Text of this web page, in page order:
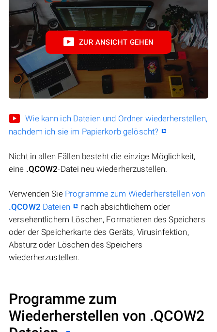
ZUR ANSICHT GEHEN
Wie kann ich Dateien und Ordner wiederherstellen,
nachdem ich sie im Papierkorb gelöscht?
Nicht in allen Fällen besteht die einzige Möglichkeit,
eine .QCOW2-Datei neu wiederherzustellen.
Verwenden Sie Programme zum Wiederherstellen von
.QCOW2 Dateien
nach absichtlichem oder
versehentlichem Löschen, Formatieren des Speichers
oder der Speicherkarte des Geräts, Virusinfektion,
Absturz oder Löschen des Speichers
wiederherzustellen.
Programme zum
Wiederherstellen von .QCOW2